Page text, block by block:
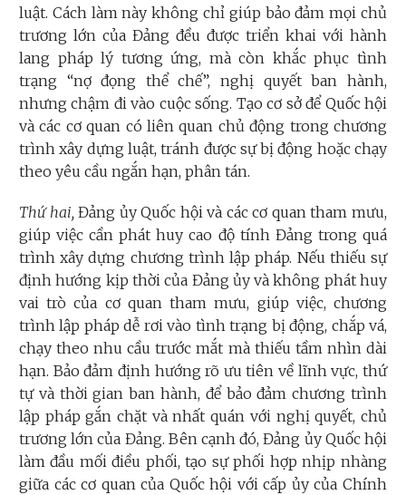
luật. Cách làm này không chỉ giúp bảo đảm mọi chủ
trương lớn của Đảng đều được triển khai với hành
lang pháp lý tương ứng, mà còn khắc phục tình
trạng “nợ đọng thể chế”, nghị quyết ban hành,
nhưng chậm đi vào cuộc sống. Tạo cơ sở để Quốc hội
và các cơ quan có liên quan chủ động trong chương
trình xây dựng luật, tránh được sự bị động hoặc chạy
theo yêu cầu ngắn hạn, phân tán.
Thứ hai,Đảng ủy Quốc hội và các cơ quan tham mưu,
giúp việc cần phát huy cao độ tính Đảng trong quá
trình xây dựng chương trình lập pháp. Nếu thiếu sự
định hướng kịp thời của Đảng ủy và không phát huy
vai trò của cơ quan tham mưu, giúp việc, chương
trình lập pháp dễ rơi vào tình trạng bị động, chắp vá,
chạy theo nhu cầu trước mắt mà thiếu tầm nhìn dài
hạn. Bảo đảm định hướng rõ ưu tiên về lĩnh vực, thứ
tự và thời gian ban hành, để bảo đảm chương trình
lập pháp gắn chặt và nhất quán với nghị quyết, chủ
trương lớn của Đảng. Bên cạnh đó, Đảng ủy Quốc hội
làm đầu mối điều phối, tạo sự phối hợp nhịp nhàng
giữa các cơ quan của Quốc hội với cấp ủy của Chính